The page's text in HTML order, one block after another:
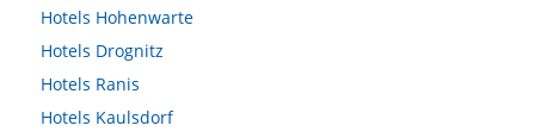
Hotels Hohenwarte
Hotels Drognitz
Hotels Ranis
Hotels Kaulsdorf